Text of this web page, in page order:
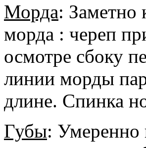
Морда: Заметно
морда : череп
осмотре сбоку
линии морды
длине. Спинка
Губы: